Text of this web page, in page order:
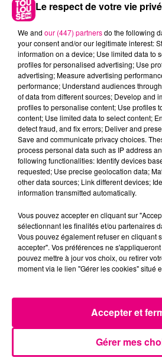
22 juillet 2026
Toulouse : circulation
secteur François Verdier...
Le respect de votre vie
We and our (447) partnersdo the following
your consent and/or our legitimate interest:
information on a device; Use limited data to
profiles for personalised advertising; Use
advertising; Measure advertising
performance; Understand audiences
of data from different sources; Develop and
profiles to personalise content; Use profiles
content; Use limited data to select content;
detect fraud, and fix errors; Deliver and
Save and communicate privacy choices.
process personal data such as IP address
following functionalities: Identify devices
requested; Use precise geolocation data;
other data sources; Link different devices;
information transmitted automatically.
Vous pouvez accepter en cliquant sur
sélectionnant les finalités et/ou partenaires
Vous pouvez également refuser en cliquant
accepter". Vos préférences ne
pouvez mettre à jour vos choix, ou retirer
moment via le lien "Gérer les cookies" situé
Gérer mes
Accepter et